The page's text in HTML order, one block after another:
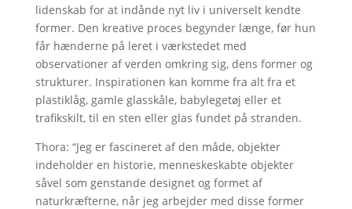
lidenskab for at indånde nyt liv i universelt kendte
former. Den kreative proces begynder længe, ​​før hun
får hænderne på leret i værkstedet med
observationer af verden omkring sig, dens former og
strukturer. Inspirationen kan komme fra alt fra et
plastiklåg, gamle glasskåle, babylegetøj eller et
trafikskilt, til en sten eller glas fundet på stranden.
Thora: “Jeg er fascineret af den måde, objekter
indeholder en historie, menneskeskabte objekter
såvel som genstande designet og formet af
naturkræfterne, når jeg arbejder med disse former